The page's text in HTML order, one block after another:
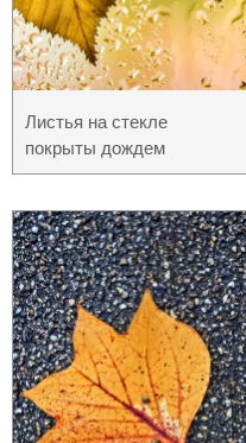
Листья на стекле
покрыты дождем